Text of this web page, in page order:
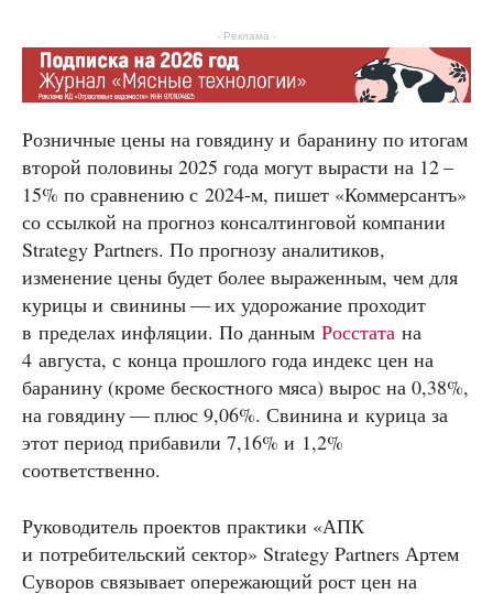
- Реклама -
Розничные цены на говядину и баранину по итогам
второй половины 2025 года могут вырасти на 12 –
15% по сравнению с 2024‑м, пишет «Коммерсантъ»
со ссылкой на прогноз консалтинговой компании
Strategy Partners. По прогнозу аналитиков,
изменение цены будет более выраженным, чем для
курицы и свинины — их удорожание проходит
в пределах инфляции. По данным Росстата на
4 августа, с конца прошлого года индекс цен на
баранину (кроме бескостного мяса) вырос на 0,38%,
на говядину — плюс 9,06%. Свинина и курица за
этот период прибавили 7,16% и 1,2%
соответственно.
Руководитель проектов практики «АПК
и потребительский сектор» Strategy Partners Артем
Суворов связывает опережающий рост цен на